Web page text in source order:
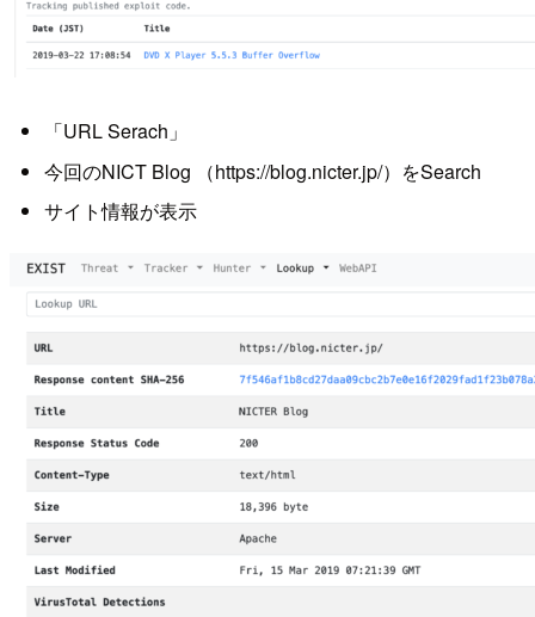
「URL Serach」
今回のNICT Blog （https://blog.nicter.jp/）をSearch
サイト情報が表示